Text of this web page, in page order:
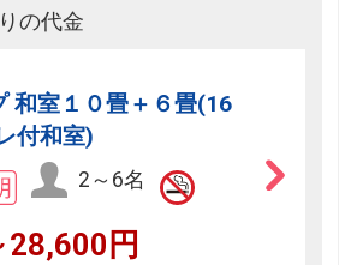
の代金
和室１０畳＋６畳(16
付和室)
2～6名
円